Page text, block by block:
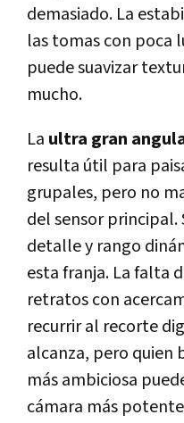
demasiado. La
las tomas con poca
puede suavizar
mucho.
La ultra gran
resulta útil para
grupales, pero no
del sensor principal.
detalle y rango
esta franja. La falta
retratos con
recurrir al recorte
alcanza, pero quien
más ambiciosa
cámara más